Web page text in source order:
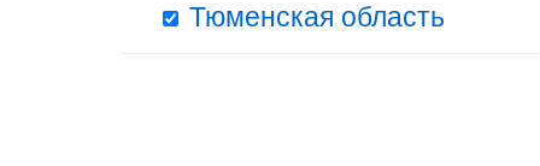
Тюменская область